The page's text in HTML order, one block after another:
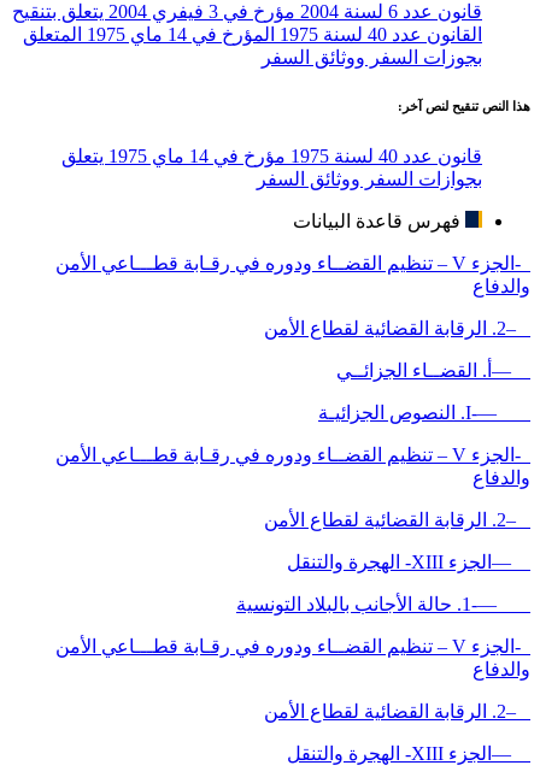
قانون عدد 6 لسنة 2004 مؤرخ في 3 فيفري 2004 يتعلق بتنقيح
القانون عدد 40 لسنة 1975 المؤرخ في 14 ماي 1975 المتعلق
بجوزات السفر ووثائق السفر
هذا النص تنقيح لنص آخر:
قانون عدد 40 لسنة 1975 مؤرخ في 14 ماي 1975 يتعلق
بجوازات السفر ووثائق السفر
فهرس قاعدة البيانات
-الجزء V – تنظيم القضــاء ودوره في رقـابة قطـــاعي الأمن
والدفاع
–2. الرقابة القضائية لقطاع الأمن
—أ. القضــاء الجزائــي
—-I. النصوص الجزائيـة
-الجزء V – تنظيم القضــاء ودوره في رقـابة قطـــاعي الأمن
والدفاع
–2. الرقابة القضائية لقطاع الأمن
—الجزء XIII- الهجرة والتنقل
—-1. حالة الأجانب بالبلاد التونسية
-الجزء V – تنظيم القضــاء ودوره في رقـابة قطـــاعي الأمن
والدفاع
–2. الرقابة القضائية لقطاع الأمن
—الجزء XIII- الهجرة والتنقل